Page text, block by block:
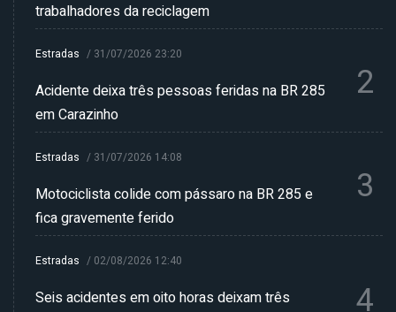
trabalhadores da reciclagem
Estradas / 31/07/2026 23:20
Acidente deixa três pessoas feridas na BR 285
em Carazinho
2
Estradas / 31/07/2026 14:08
Motociclista colide com pássaro na BR 285 e
fica gravemente ferido
3
Estradas / 02/08/2026 12:40
Seis acidentes em oito horas deixam três
4